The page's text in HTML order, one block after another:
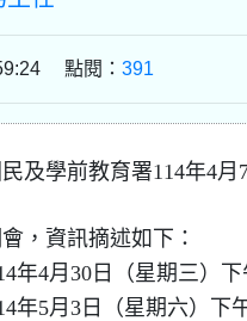
點閱： 391
及學前教育署114年4月
，資訊摘述如下：
年4月30日（星期三）下
年5月3日（星期六）下